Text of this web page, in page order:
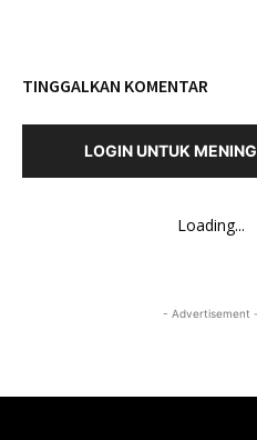
TINGGALKAN KOMENTAR
LOGIN UNTUK
Loading...
- Advertisement -